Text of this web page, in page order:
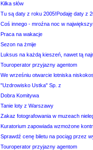
Kilka słów
Tu są daty z roku 2005!Podaję daty z
Coś innego - mroźna noc w
Praca na wakacje
Sezon na żmije
Luksus na każdą kieszeń, nawet tą
Touroperator przyjazny agentom
We wrześniu otwarcie lotniska
"Uzdrowisko Ustka" Sp. z
Dobra Komitywa
Tanie loty z Warszawy
Zakaz fotografowania w muzeach
Kuratorium zapowiada wzmożone
Sprawdź cenę biletu na pociąg przez
Touroperator przyjazny agentom